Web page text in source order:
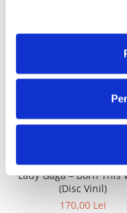
ADAUGA IN COS
Lady Gaga – Born This
(Disc Vinil)
170,00 Lei